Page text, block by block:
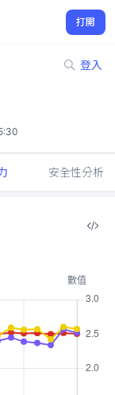
打開
登入
安全性分析